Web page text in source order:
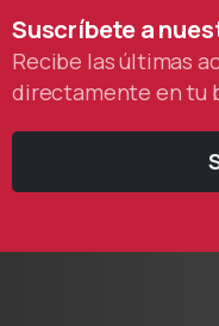
Suscríbetea
Recibe las últimas
directamente en tu